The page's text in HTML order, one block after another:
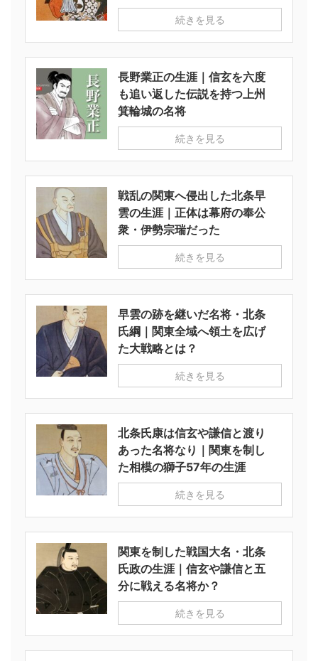
続きを見る
長野業正の生涯｜信玄を六度
も追い返した伝説を持つ上州
箕輪城の名将
続きを見る
戦乱の関東へ侵出した北条早
雲の生涯｜正体は幕府の奉公
衆・伊勢宗瑞だった
続きを見る
早雲の跡を継いだ名将・北条
氏綱｜関東全域へ領土を広げ
た大戦略とは？
続きを見る
北条氏康は信玄や謙信と渡り
あった名将なり｜関東を制し
た相模の獅子57年の生涯
続きを見る
関東を制した戦国大名・北条
氏政の生涯｜信玄や謙信と五
分に戦える名将か？
続きを見る